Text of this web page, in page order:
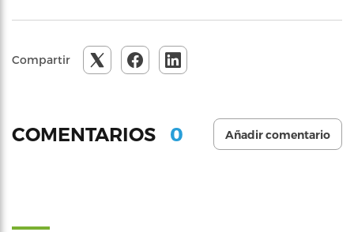
Compartir
COMENTARIOS 0 Añadir comentario